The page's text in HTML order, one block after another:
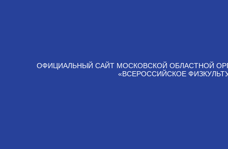
ОФИЦИАЛЬНЫЙ САЙТ МОСКОВСКОЙ ОБЛАСТНОЙ
«ВСЕРОССИЙСКОЕ